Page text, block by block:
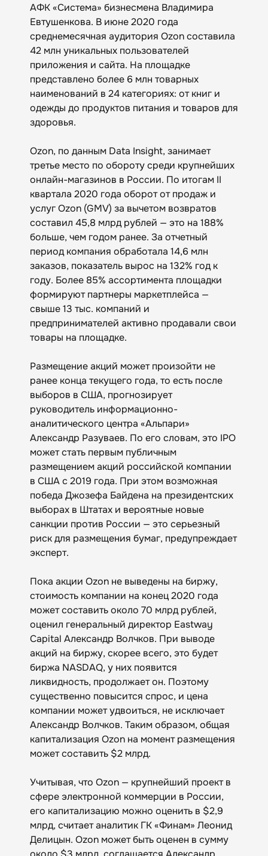
АФК «Система» бизнесмена Владимира
Евтушенкова. В июне 2020 года
среднемесячная аудитория Ozon составила
42 млн уникальных пользователей
приложения и сайта. На площадке
представлено более 6 млн товарных
наименований в 24 категориях: от книг и
одежды до продуктов питания и товаров для
здоровья.
Ozon, по данным Data Insight, занимает
третье место по обороту среди крупнейших
онлайн-магазинов в России. По итогам II
квартала 2020 года оборот от продаж и
услуг Ozon (GMV) за вычетом возвратов
составил 45,8 млрд рублей — это на 188%
больше, чем годом ранее. За отчетный
период компания обработала 14,6 млн
заказов, показатель вырос на 132% год к
году. Более 85% ассортимента площадки
формируют партнеры маркетплейса —
свыше 13 тыс. компаний и
предпринимателей активно продавали свои
товары на площадке.
Размещение акций может произойти не
ранее конца текущего года, то есть после
выборов в США, прогнозирует
руководитель информационно-
аналитического центра «Альпари»
Александр Разуваев. По его словам, это IPO
может стать первым публичным
размещением акций российской компании
в США с 2019 года. При этом возможная
победа Джозефа Байдена на президентских
выборах в Штатах и вероятные новые
санкции против России — это серьезный
риск для размещения бумаг, предупреждает
эксперт.
Пока акции Ozon не выведены на биржу,
стоимость компании на конец 2020 года
может составить около 70 млрд рублей,
оценил генеральный директор Eastway
Capital Александр Волчков. При выводе
акций на биржу, скорее всего, это будет
биржа NASDAQ, у них появится
ликвидность, продолжает он. Поэтому
существенно повысится спрос, и цена
компании может удвоиться, не исключает
Александр Волчков. Таким образом, общая
капитализация Ozon на момент размещения
может составить $2 млрд.
Учитывая, что Ozon — крупнейший проект в
сфере электронной коммерции в России,
его капитализацию можно оценить в $2,9
млрд, считает аналитик ГК «Финам» Леонид
Делицын. Ozon может быть оценен в сумму